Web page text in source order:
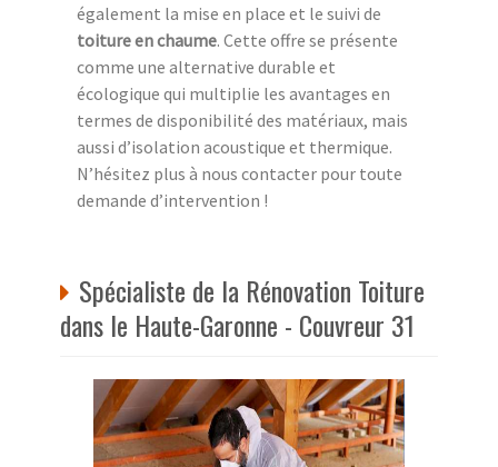
également la mise en place et le suivi de
toiture en chaume. Cette offre se présente
comme une alternative durable et
écologique qui multiplie les avantages en
termes de disponibilité des matériaux, mais
aussi d’isolation acoustique et thermique.
N’hésitez plus à nous contacter pour toute
demande d’intervention !
Spécialiste de la Rénovation Toiture
dans le Haute-Garonne - Couvreur 31